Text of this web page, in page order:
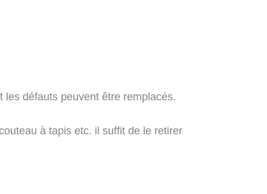
défauts peuvent être remplacés.
à tapis etc. il suffit de le retirer